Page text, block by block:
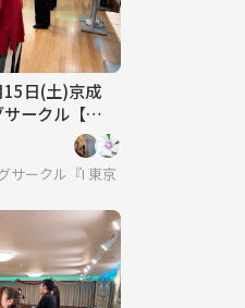
15日(土)京成
ークル【初
ークル『HSDC』🔰
東京